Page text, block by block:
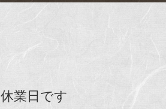
休業日です